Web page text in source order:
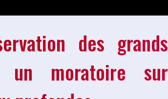
des grands
moratoire sur